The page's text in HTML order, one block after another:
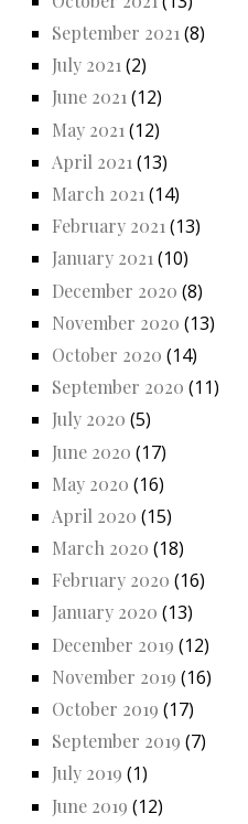
September 2021 (8)
July 2021(2)
June 2021(12)
May 2021 (12)
April 2021 (13)
March 2021 (14)
February 2021(13)
January 2021(10)
December 2020 (8)
November 2020 (13)
October 2020 (14)
September 2020 (11)
July 2020 (5)
June 2020 (17)
May 2020 (16)
April 2020 (15)
March 2020 (18)
February 2020 (16)
January 2020 (13)
December 2019 (12)
November 2019 (16)
October 2019 (17)
September 2019 (7)
July 2019 (1)
June 2019 (12)